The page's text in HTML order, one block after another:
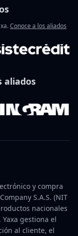
Conoce a los aliados
aliados
y compra
S.A.S. (NIT
nacionales
gestiona el
al cliente, el